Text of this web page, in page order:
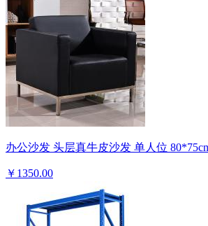
办公沙发 头层真牛皮沙发 单人位
￥1350.00